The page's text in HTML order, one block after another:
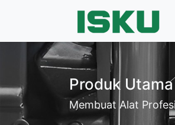
Produk Utama
Membuat Alat